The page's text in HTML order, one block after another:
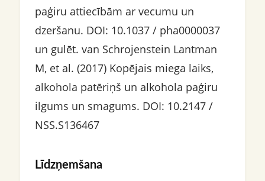
paģiru attiecībām ar vecumu un
dzeršanu. DOI: 10.1037 / pha0000037
un gulēt. van Schrojenstein Lantman
M, et al. (2017) Kopējais miega laiks,
alkohola patēriņš un alkohola paģiru
ilgums un smagums. DOI: 10.2147 /
NSS.S136467
Līdzņemšana